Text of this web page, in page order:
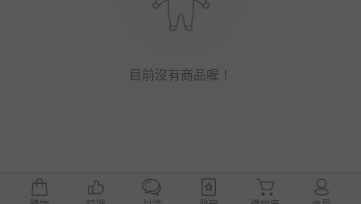
目前沒有商品喔！